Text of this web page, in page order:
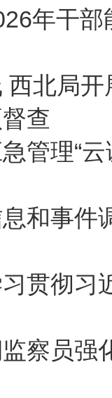
年干部
北局开
查
管理“云
和事件
贯彻习
察员强